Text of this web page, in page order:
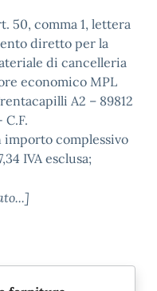
50, comma 1, lettera
diretto per la
di cancelleria
economico MPL
A2 – 89812
C.F.
importo complessivo
IVA esclusa;